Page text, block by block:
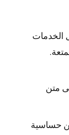
الخدمات
متن
حساسية